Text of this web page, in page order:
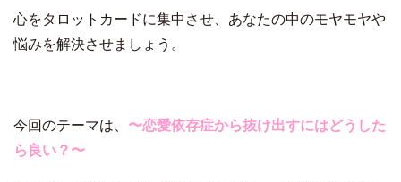
心をタロットカードに集中させ、あなたの中のモヤモヤや
悩みを解決させましょう。
今回のテーマは、 〜恋愛依存症から抜け出すにはどうした
ら良い？ 〜